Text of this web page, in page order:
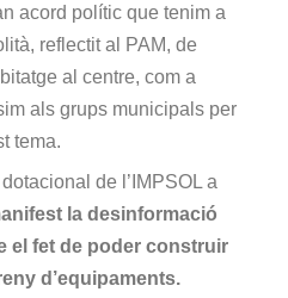
acord polític que tenim a
reflectit al PAM, de
al centre, com a
als grups municipals per
tema.
de l’IMPSOL a
la desinformació
el fet de poder construir
d’equipaments.